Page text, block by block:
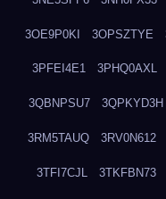
3OE9P0KI 3OPSZTYE
3PFEI4E1 3PHQ0AXL
3QBNPSU7 3QPKYD3H
3RM5TAUQ 3RV0N612
3TFI7CJL 3TKFBN73